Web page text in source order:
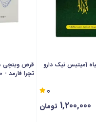
آمیتیس نیک دارو
0
1,200,000 تومان
تچرا فارمد - 50 عددی